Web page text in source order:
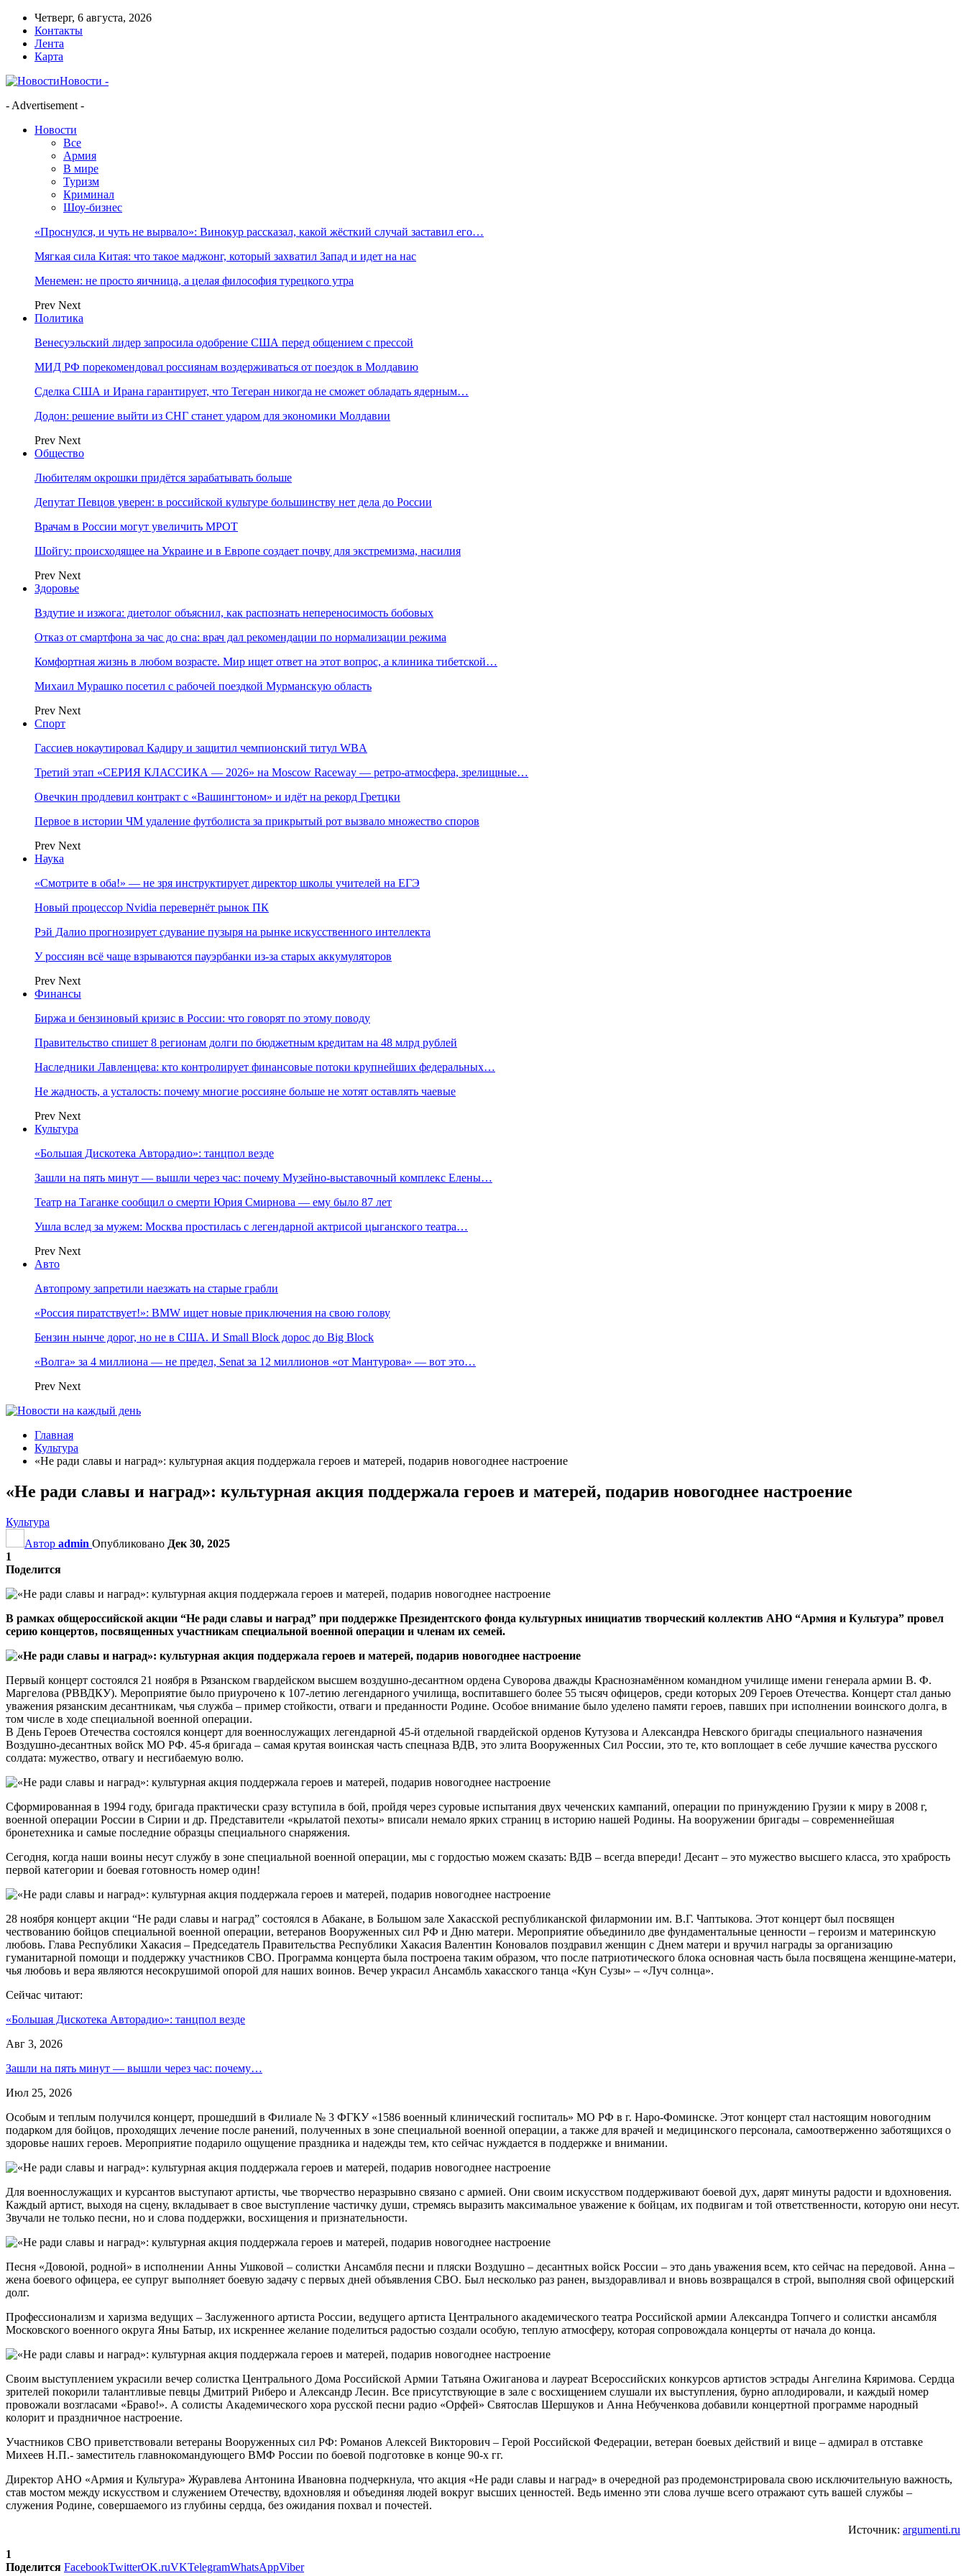
Четверг, 6 августа, 2026
Контакты
Лента
Карта
Новости -
- Advertisement -
Новости
Все
Армия
В мире
Туризм
Криминал
Шоу-бизнес
«Проснулся, и чуть не вырвало»: Винокур рассказал, какой жёсткий случай заставил его…
Мягкая сила Китая: что такое маджонг, который захватил Запад и идет на нас
Менемен: не просто яичница, а целая философия турецкого утра
Prev Next
Политика
Венесуэльский лидер запросила одобрение США перед общением с прессой
МИД РФ порекомендовал россиянам воздерживаться от поездок в Молдавию
Сделка США и Ирана гарантирует, что Тегеран никогда не сможет обладать ядерным…
Додон: решение выйти из СНГ станет ударом для экономики Молдавии
Prev Next
Общество
Любителям окрошки придётся зарабатывать больше
Депутат Певцов уверен: в российской культуре большинству нет дела до России
Врачам в России могут увеличить МРОТ
Шойгу: происходящее на Украине и в Европе создает почву для экстремизма, насилия
Prev Next
Здоровье
Вздутие и изжога: диетолог объяснил, как распознать непереносимость бобовых
Отказ от смартфона за час до сна: врач дал рекомендации по нормализации режима
Комфортная жизнь в любом возрасте. Мир ищет ответ на этот вопрос, а клиника тибетской…
Михаил Мурашко посетил с рабочей поездкой Мурманскую область
Prev Next
Спорт
Гассиев нокаутировал Кадиру и защитил чемпионский титул WBA
Третий этап «СЕРИЯ КЛАССИКА — 2026» на Moscow Raceway — ретро‑атмосфера, зрелищные…
Овечкин продлевил контракт с «Вашингтоном» и идёт на рекорд Гретцки
Первое в истории ЧМ удаление футболиста за прикрытый рот вызвало множество споров
Prev Next
Наука
«Смотрите в оба!» — не зря инструктирует директор школы учителей на ЕГЭ
Новый процессор Nvidia перевернёт рынок ПК
Рэй Далио прогнозирует сдувание пузыря на рынке искусственного интеллекта
У россиян всё чаще взрываются пауэрбанки из-за старых аккумуляторов
Prev Next
Финансы
Биржа и бензиновый кризис в России: что говорят по этому поводу
Правительство спишет 8 регионам долги по бюджетным кредитам на 48 млрд рублей
Наследники Лавленцева: кто контролирует финансовые потоки крупнейших федеральных…
Не жадность, а усталость: почему многие россияне больше не хотят оставлять чаевые
Prev Next
Культура
«Большая Дискотека Авторадио»: танцпол везде
Зашли на пять минут — вышли через час: почему Музейно-выставочный комплекс Елены…
Театр на Таганке сообщил о смерти Юрия Смирнова — ему было 87 лет
Ушла вслед за мужем: Москва простилась с легендарной актрисой цыганского театра…
Prev Next
Авто
Автопрому запретили наезжать на старые грабли
«Россия пиратствует!»: BMW ищет новые приключения на свою голову
Бензин нынче дорог, но не в США. И Small Block дорос до Big Block
«Волга» за 4 миллиона — не предел, Senat за 12 миллионов «от Мантурова» — вот это…
Prev Next
Главная
Культура
«Не ради славы и наград»: культурная акция поддержала героев и матерей, подарив новогоднее настроение
«Не ради славы и наград»: культурная акция поддержала героев и матерей, подарив новогоднее настроение
Культура
Автор admin Опубликовано Дек 30, 2025
1
Поделится
В рамках общероссийской акции “Не ради славы и наград” при поддержке Президентского фонда культурных инициатив творческий коллектив АНО “Армия и Культура” провел
серию концертов, посвященных участникам специальной военной операции и членам их семей.
Первый концерт состоялся 21 ноября в Рязанском гвардейском высшем воздушно-десантном ордена Суворова дважды Краснознамённом командном училище имени генерала армии В. Ф.
Маргелова (РВВДКУ). Мероприятие было приурочено к 107-летию легендарного училища, воспитавшего более 55 тысяч офицеров, среди которых 209 Героев Отечества. Концерт стал данью
уважения рязанским десантникам, чья служба – пример стойкости, отваги и преданности Родине. Особое внимание было уделено памяти героев, павших при исполнении воинского долга, в
том числе в ходе специальной военной операции.
В День Героев Отечества состоялся концерт для военнослужащих легендарной 45-й отдельной гвардейской орденов Кутузова и Александра Невского бригады специального назначения
Воздушно-десантных войск МО РФ. 45-я бригада – самая крутая воинская часть спецназа ВДВ, это элита Вооруженных Сил России, это те, кто воплощает в себе лучшие качества русского
солдата: мужество, отвагу и несгибаемую волю.
Сформированная в 1994 году, бригада практически сразу вступила в бой, пройдя через суровые испытания двух чеченских кампаний, операции по принуждению Грузии к миру в 2008 г,
военной операции России в Сирии и др. Представители «крылатой пехоты» вписали немало ярких страниц в историю нашей Родины. На вооружении бригады – современнейшая
бронетехника и самые последние образцы специального снаряжения.
Сегодня, когда наши воины несут службу в зоне специальной военной операции, мы с гордостью можем сказать: ВДВ – всегда впереди! Десант – это мужество высшего класса, это храбрость
первой категории и боевая готовность номер один!
28 ноября концерт акции “Не ради славы и наград” состоялся в Абакане, в Большом зале Хакасской республиканской филармонии им. В.Г. Чаптыкова. Этот концерт был посвящен
чествованию бойцов специальной военной операции, ветеранов Вооруженных сил РФ и Дню матери. Мероприятие объединило две фундаментальные ценности – героизм и материнскую
любовь. Глава Республики Хакасия – Председатель Правительства Республики Хакасия Валентин Коновалов поздравил женщин с Днем матери и вручил награды за организацию
гуманитарной помощи и поддержку участников СВО. Программа концерта была построена таким образом, что после патриотического блока основная часть была посвящена женщине-матери,
чья любовь и вера являются несокрушимой опорой для наших воинов. Вечер украсил Ансамбль хакасского танца «Кун Сузы» – «Луч солнца».
Сейчас читают:
«Большая Дискотека Авторадио»: танцпол везде
Авг 3, 2026
Зашли на пять минут — вышли через час: почему…
Июл 25, 2026
Особым и теплым получился концерт, прошедший в Филиале № 3 ФГКУ «1586 военный клинический госпиталь» МО РФ в г. Наро-Фоминске. Этот концерт стал настоящим новогодним
подарком для бойцов, проходящих лечение после ранений, полученных в зоне специальной военной операции, а также для врачей и медицинского персонала, самоотверженно заботящихся о
здоровье наших героев. Мероприятие подарило ощущение праздника и надежды тем, кто сейчас нуждается в поддержке и внимании.
Для военнослужащих и курсантов выступают артисты, чье творчество неразрывно связано с армией. Они своим искусством поддерживают боевой дух, дарят минуты радости и вдохновения.
Каждый артист, выходя на сцену, вкладывает в свое выступление частичку души, стремясь выразить максимальное уважение к бойцам, их подвигам и той ответственности, которую они несут.
Звучали не только песни, но и слова поддержки, восхищения и признательности.
Песня «Довоюй, родной» в исполнении Анны Ушковой – солистки Ансамбля песни и пляски Воздушно – десантных войск России – это дань уважения всем, кто сейчас на передовой. Анна –
жена боевого офицера, ее супруг выполняет боевую задачу с первых дней объявления СВО. Был несколько раз ранен, выздоравливал и вновь возвращался в строй, выполняя свой офицерский
долг.
Профессионализм и харизма ведущих – Заслуженного артиста России, ведущего артиста Центрального академического театра Российской армии Александра Топчего и солистки ансамбля
Московского военного округа Яны Батыр, их искреннее желание поделиться радостью создали особую, теплую атмосферу, которая сопровождала концерты от начала до конца.
Своим выступлением украсили вечер солистка Центрального Дома Российской Армии Татьяна Ожиганова и лауреат Всероссийских конкурсов артистов эстрады Ангелина Кяримова. Сердца
зрителей покорили талантливые певцы Дмитрий Риберо и Александр Лесин. Все присутствующие в зале с восхищением слушали их выступления, бурно аплодировали, и каждый номер
провожали возгласами «Браво!». А солисты Академического хора русской песни радио «Орфей» Святослав Шершуков и Анна Небученкова добавили концертной программе народный
колорит и праздничное настроение.
Участников СВО приветствовали ветераны Вооруженных сил РФ: Романов Алексей Викторович – Герой Российской Федерации, ветеран боевых действий и вице – адмирал в отставке
Михеев Н.П.- заместитель главнокомандующего ВМФ России по боевой подготовке в конце 90-х гг.
Директор АНО «Армия и Культура» Журавлева Антонина Ивановна подчеркнула, что акция «Не ради славы и наград» в очередной раз продемонстрировала свою исключительную важность,
став мостом между искусством и служением Отечеству, вдохновляя и объединяя людей вокруг высших ценностей. Ведь именно эти слова лучше всего отражают суть вашей службы –
служения Родине, совершаемого из глубины сердца, без ожидания похвал и почестей.
Источник: argumenti.ru
1
Поделится FacebookTwitterOK.ruVKTelegramWhatsAppViber